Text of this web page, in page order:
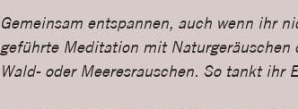
Gemeinsam entspannen, auch wenn ihr
geführte Meditation mit
Wald- oder Meeresrauschen. So tankt ihr